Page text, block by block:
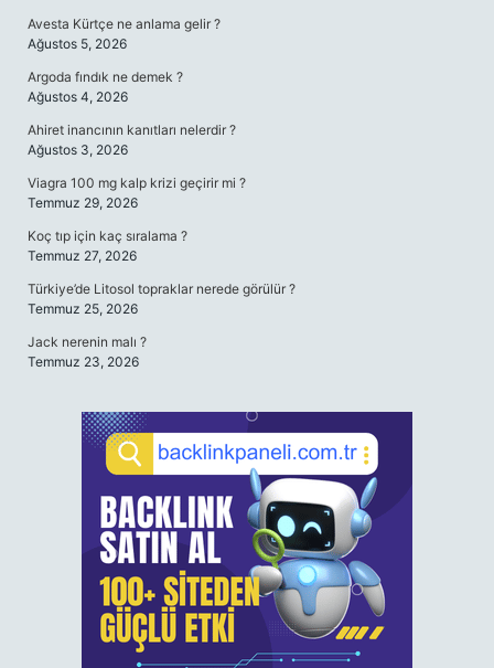
Avesta Kürtçe ne anlama gelir ?
Ağustos 5, 2026
Argoda fındık ne demek ?
Ağustos 4, 2026
Ahiret inancının kanıtları nelerdir ?
Ağustos 3, 2026
Viagra 100 mg kalp krizi geçirir mi ?
Temmuz 29, 2026
Koç tıp için kaç sıralama ?
Temmuz 27, 2026
Türkiye’de Litosol topraklar nerede görülür ?
Temmuz 25, 2026
Jack nerenin malı ?
Temmuz 23, 2026